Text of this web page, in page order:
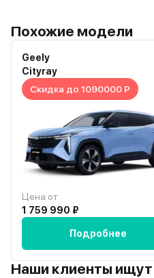
Похожие модели
Geely
Cityray
Скидка до 1090000 Р
Цена от
1 759 990 ₽
Подробнее
Наши клиенты ищут